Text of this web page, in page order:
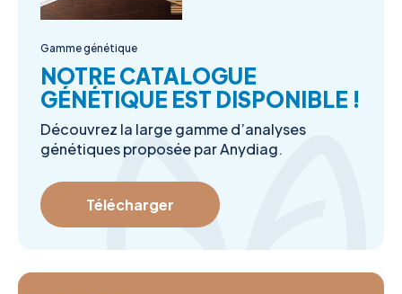
Gamme génétique
NOTRE CATALOGUE
GÉNÉTIQUE EST DISPONIBLE !
Découvrez la large gamme d’analyses
génétiques proposée par Anydiag.
Télécharger